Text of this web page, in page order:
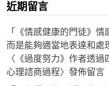
近期留言
「 《情感健康的門徒》
而是能夠適當地表達和處
〈 《過度努力》作者透
心理諮商過程〉發佈留言